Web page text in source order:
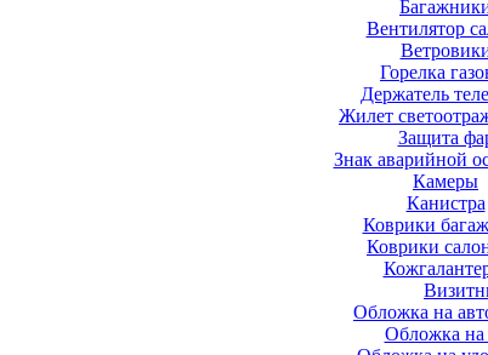
Вентилятор
Горелка
Держатель
Жилет
Защита
Знак аварийной
Камеры
Канистра
Коврики
Коврики
Обложка на
Обложка на